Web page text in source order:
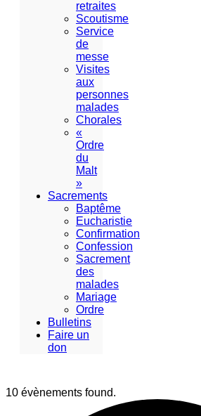
retraites
Scoutisme
Service
de
messe
Visites
aux
personnes
malades
Chorales
«
Ordre
du
Malt
»
Sacrements
Baptême
Eucharistie
Confirmation
Confession
Sacrement
des
malades
Mariage
Ordre
Bulletins
Faire un
don
10 évènements found.